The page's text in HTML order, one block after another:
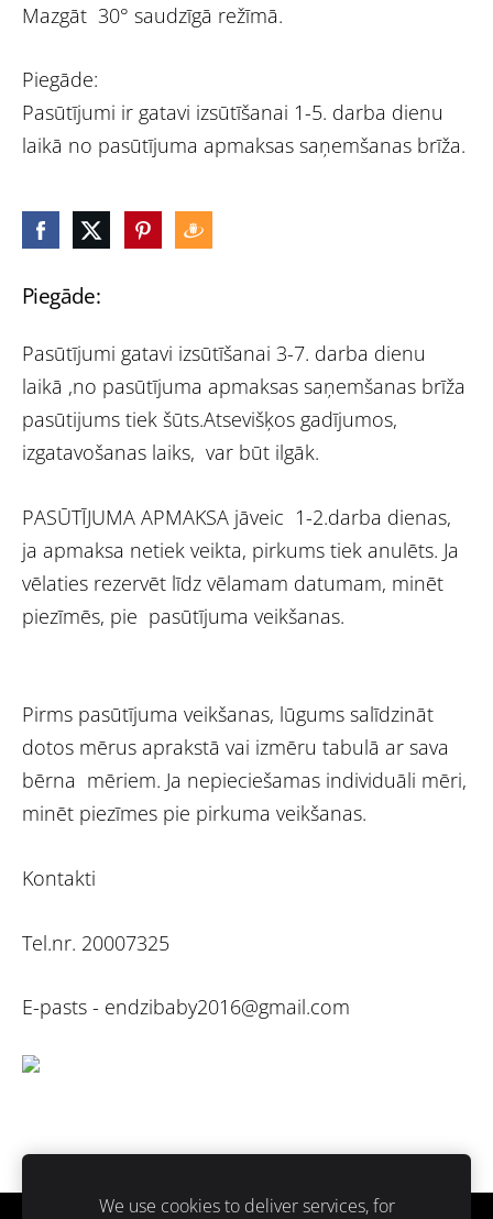
Piegāde:
Pasūtījumi gatavi izsūtīšanai 3-7. darba dienu
laikā ,no pasūtījuma apmaksas saņemšanas brīža
pasūtijums tiek šūts.Atsevišķos gadījumos,
izgatavošanas laiks, var būt ilgāk.
PASŪTĪJUMA APMAKSA jāveic 1-2.darba dienas,
ja apmaksa netiek veikta, pirkums tiek anulēts. Ja
vēlaties rezervēt līdz vēlamam datumam, minēt
piezīmēs, pie pasūtījuma veikšanas.
Pirms pasūtījuma veikšanas, lūgums salīdzināt
dotos mērus aprakstā vai izmēru tabulā ar sava
bērna mēriem. Ja nepieciešamas individuāli mēri,
minēt piezīmes pie pirkuma veikšanas.
Kontakti
Tel.nr. 20007325
E-pasts - endzibaby2016@gmail.com
Mazgāt 30° saudzīgā režīmā.
Piegāde:
Pasūtījumi ir gatavi izsūtīšanai 1-5. darba dienu
laikā no pasūtījuma apmaksas saņemšanas brīža.
We use cookies to deliver services, for